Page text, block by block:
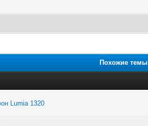
Похожие темы
Lumia 1320